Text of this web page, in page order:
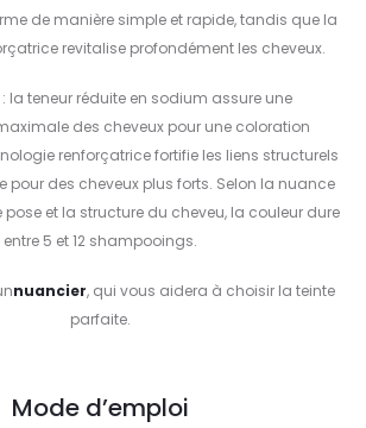
de manière simple et rapide, tandis que la
revitalise profondément les cheveux.
la teneur réduite en sodium assure une
des cheveux pour une coloration
renforçatrice fortifie les liens structurels
pour des cheveux plus forts. Selon la nuance
pose et la structure du cheveu, la couleur dure
entre 5 et 12 shampooings.
nuancier, qui vous aidera à choisir la teinte
parfaite.
Mode d’emploi